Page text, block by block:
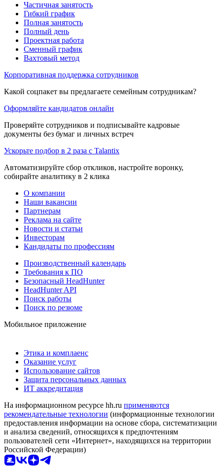
Частичная занятость
Гибкий график
Полная занятость
Полный день
Проектная работа
Сменный график
Вахтовый метод
Корпоративная поддержка сотрудников
Какой соцпакет вы предлагаете семейным сотрудникам?
Оформляйте кандидатов онлайн
Проверяйте сотрудников и подписывайте кадровые
документы без бумаг и личных встреч
Ускорьте подбор в 2 раза с Talantix
Автоматизируйте сбор откликов, настройте воронку,
собирайте аналитику в 2 клика
О компании
Наши вакансии
Партнерам
Реклама на сайте
Новости и статьи
Инвесторам
Кандидаты по профессиям
Производственный календарь
Требования к ПО
Безопасный HeadHunter
HeadHunter API
Поиск работы
Поиск по резюме
Мобильное приложение
Этика и комплаенс
Оказание услуг
Использование сайтов
Защита персональных данных
ИТ аккредитация
На информационном ресурсе hh.ru применяются
рекомендательные технологии (информационные технологии
предоставления информации на основе сбора, систематизации
и анализа сведений, относящихся к предпочтениям
пользователей сети «Интернет», находящихся на территории
Российской Федерации)